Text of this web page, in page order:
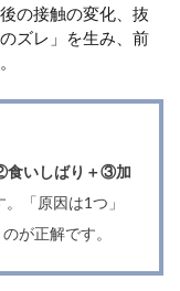
の接触の変化、抜
ズレ」を生み、前
いしばり＋③加
「原因は1つ」
が正解です。